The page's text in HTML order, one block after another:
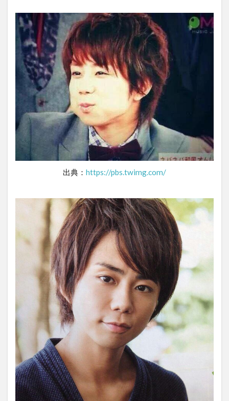
出典： https://pbs.twimg.com/